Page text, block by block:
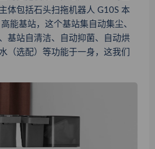
体包括石头扫拖机器人 G10S 本
能基站，这个基站集自动集尘、
基站自清洁、自动抑菌、自动烘
（选配）等功能于一身，这我们